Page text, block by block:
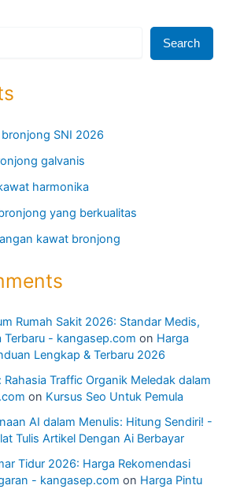
Search
SNI 2026
galvanis
harmonika
yang berkualitas
kawat bronjong
Rumah Sakit 2026: Standar Medis,
Terbaru - kangasep.com on Harga
Lengkap & Terbaru 2026
Rahasia Traffic Organik Meledak dalam
on Kursus Seo Untuk Pemula
AI dalam Menulis: Hitung Sendiri! -
Tulis Artikel Dengan Ai Berbayar
Tidur 2026: Harga Rekomendasi
- kangasep.com on Harga Pintu